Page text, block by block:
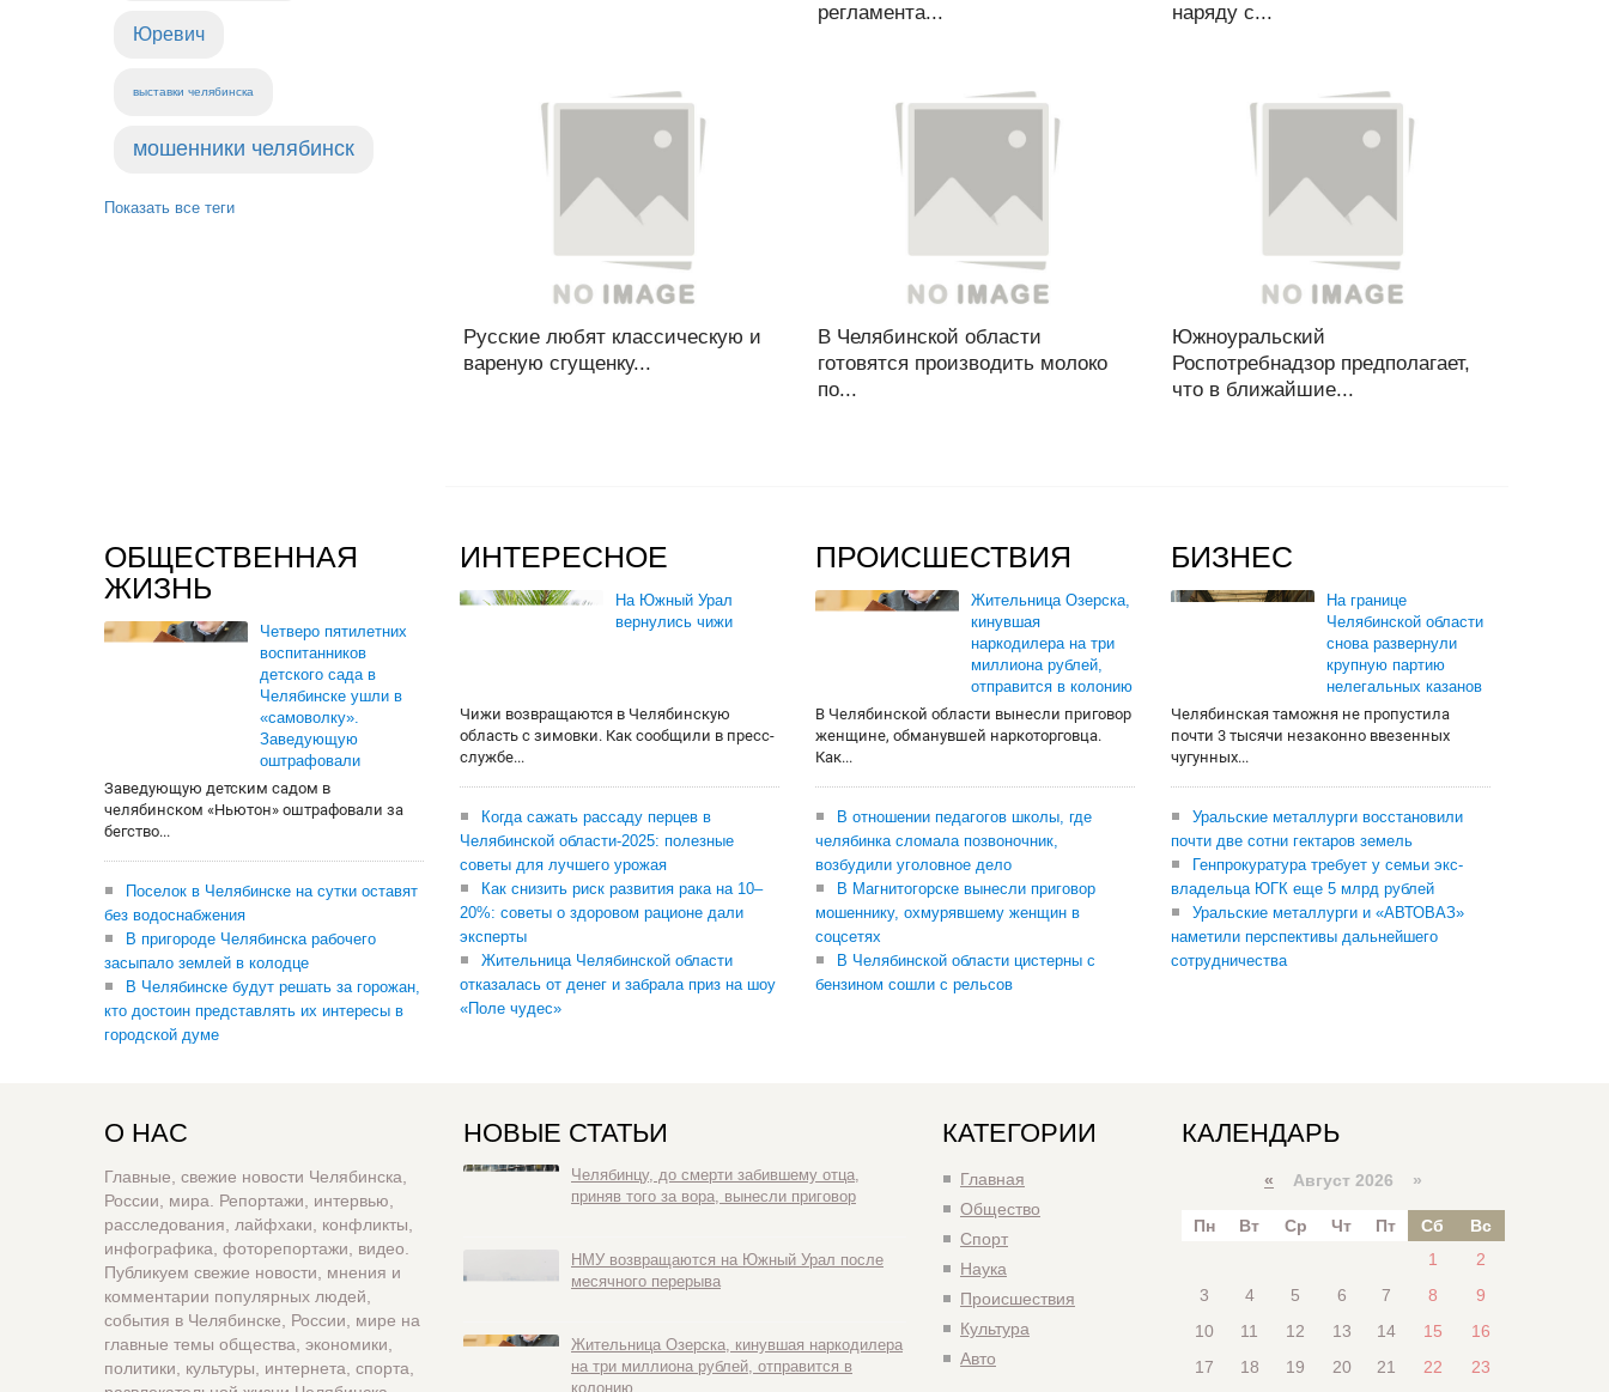
Юревич
выставки челябинска
мошенники челябинск
Показать все теги
регламента...
наряду с...
Русские любят классическую и
вареную сгущенку...
В Челябинской области
готовятся производить молоко
по...
Южноуральский
Роспотребнадзор предполагает,
что в ближайшие...
ОБЩЕСТВЕННАЯ
ЖИЗНЬ
Четверо пятилетних
воспитанников
детского сада в
Челябинске ушли в
«самоволку».
Заведующую
оштрафовали
Заведующую детским садом в
челябинском «Ньютон» оштрафовали за
бегство...
Поселок в Челябинске на сутки оставят
без водоснабжения
В пригороде Челябинска рабочего
засыпало землей в колодце
В Челябинске будут решать за горожан,
кто достоин представлять их интересы в
городской думе
ИНТЕРЕСНОЕ
На Южный Урал
вернулись чижи
Чижи возвращаются в Челябинскую
область с зимовки. Как сообщили в пресс-
службе...
Когда сажать рассаду перцев в
Челябинской области-2025: полезные
советы для лучшего урожая
Как снизить риск развития рака на 10–
20%: советы о здоровом рационе дали
эксперты
Жительница Челябинской области
отказалась от денег и забрала приз на шоу
«Поле чудес»
ПРОИСШЕСТВИЯ
Жительница Озерска,
кинувшая
наркодилера на три
миллиона рублей,
отправится в колонию
В Челябинской области вынесли приговор
женщине, обманувшей наркоторговца.
Как...
В отношении педагогов школы, где
челябинка сломала позвоночник,
возбудили уголовное дело
В Магнитогорске вынесли приговор
мошеннику, охмурявшему женщин в
соцсетях
В Челябинской области цистерны с
бензином сошли с рельсов
БИЗНЕС
На границе
Челябинской области
снова развернули
крупную партию
нелегальных казанов
Челябинская таможня не пропустила
почти 3 тысячи незаконно ввезенных
чугунных...
Уральские металлурги восстановили
почти две сотни гектаров земель
Генпрокуратура требует у семьи экс-
владельца ЮГК еще 5 млрд рублей
Уральские металлурги и «АВТОВАЗ»
наметили перспективы дальнейшего
сотрудничества
О НАС
Главные, свежие новости Челябинска,
России, мира. Репортажи, интервью,
расследования, лайфхаки, конфликты,
инфографика, фоторепортажи, видео.
Публикуем свежие новости, мнения и
комментарии популярных людей,
события в Челябинске, России, мире на
главные темы общества, экономики,
политики, культуры, интернета, спорта,
НОВЫЕ СТАТЬИ
Челябинцу, до смерти забившему отца,
приняв того за вора, вынесли приговор
НМУ возвращаются на Южный Урал после
месячного перерыва
Жительница Озерска, кинувшая наркодилера
на три миллиона рублей, отправится в
колонию
КАТЕГОРИИ
Главная
Общество
Спорт
Наука
Происшествия
Культура
Авто
КАЛЕНДАРЬ
« Август 2026 »
Пн Вт Ср Чт Пт Сб
Вс
1
2
3
4 5 6 7 8
9
10
11 12 13 14 15
16
17
18 19 20 21 22 23